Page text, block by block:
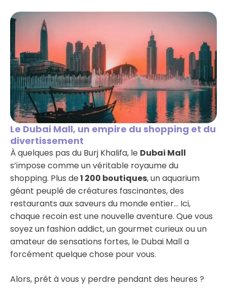
Le Dubai Mall, un empire du shopping et du
divertissement
À quelques pas du Burj Khalifa, le Dubai Mall
s’impose comme un véritable royaume du
shopping. Plus de1 200 boutiques, un aquarium
géant peuplé de créatures fascinantes, des
restaurants aux saveurs du monde entier… Ici,
chaque recoin est une nouvelle aventure. Que vous
soyez un fashion addict, un gourmet curieux ou un
amateur de sensations fortes, le Dubai Mall a
forcément quelque chose pour vous.
Alors, prêt à vous y perdre pendant des heures ?